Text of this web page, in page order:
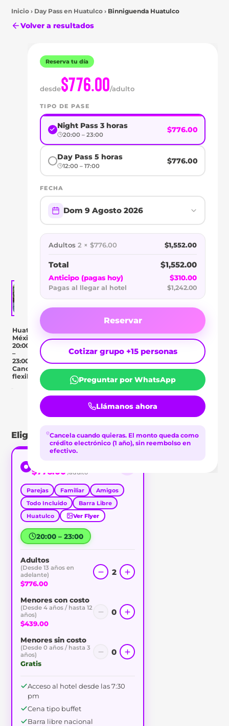
Inicio › Day Pass en Huatulco › Binniguenda Huatulco
Volver a resultados
Huatulco
DAY
PASS
BINNIGUENDA
HUATULCO
Huatulco,
México
20:00
–
23:00
Cancelación
flexible
Day Pass Descripción Ubicación
Elige tu tipo de pase
$776.00 /adulto
Parejas Familiar
Amigos
Todo Incluido
Barra Libre
Huatulco
Ver Flyer
20:00 – 23:00
Adultos
(Desde 13 años en
adelante)
$776.00
2
Menores con costo
(Desde 4 años / hasta 12
años)
$439.00
0
Menores sin costo
(Desde 0 años / hasta 3
años)
Gratis
0
Acceso al hotel desde las 7:30
pm
Cena tipo buffet
Barra libre nacional
Reserva tu día
desde$776.00/adulto
TIPO DE PASE
Night Pass 3 horas
20:00 – 23:00
$776.00
Day Pass 5 horas
12:00 – 17:00
$776.00
FECHA
Dom 9 Agosto 2026
Adultos 2 × $776.00 $1,552.00
Total $1,552.00
Anticipo (pagas hoy) $310.00
Pagas al llegar al hotel $1,242.00
Reservar
Cotizar grupo +15 personas
Preguntar por WhatsApp
Llámanos ahora
Cancela cuando quieras. El monto queda como
crédito electrónico (1 año), sin reembolso en
efectivo.